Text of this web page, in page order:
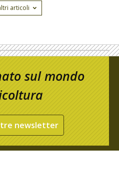
articoli
sul mondo
newsletter